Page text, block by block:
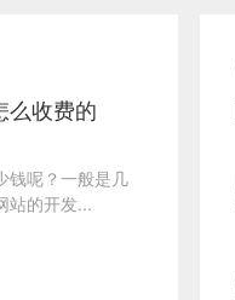
么收费的
钱呢？一般是几
站的开发...